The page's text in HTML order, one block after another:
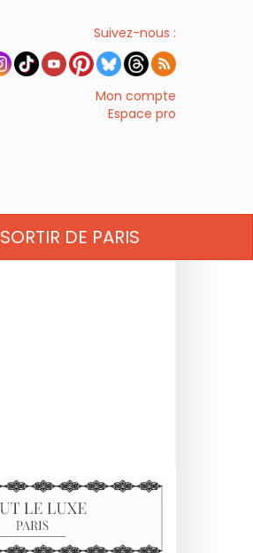
Suivez-nous :
Mon compte
Espace pro
SORTIR DE PARIS